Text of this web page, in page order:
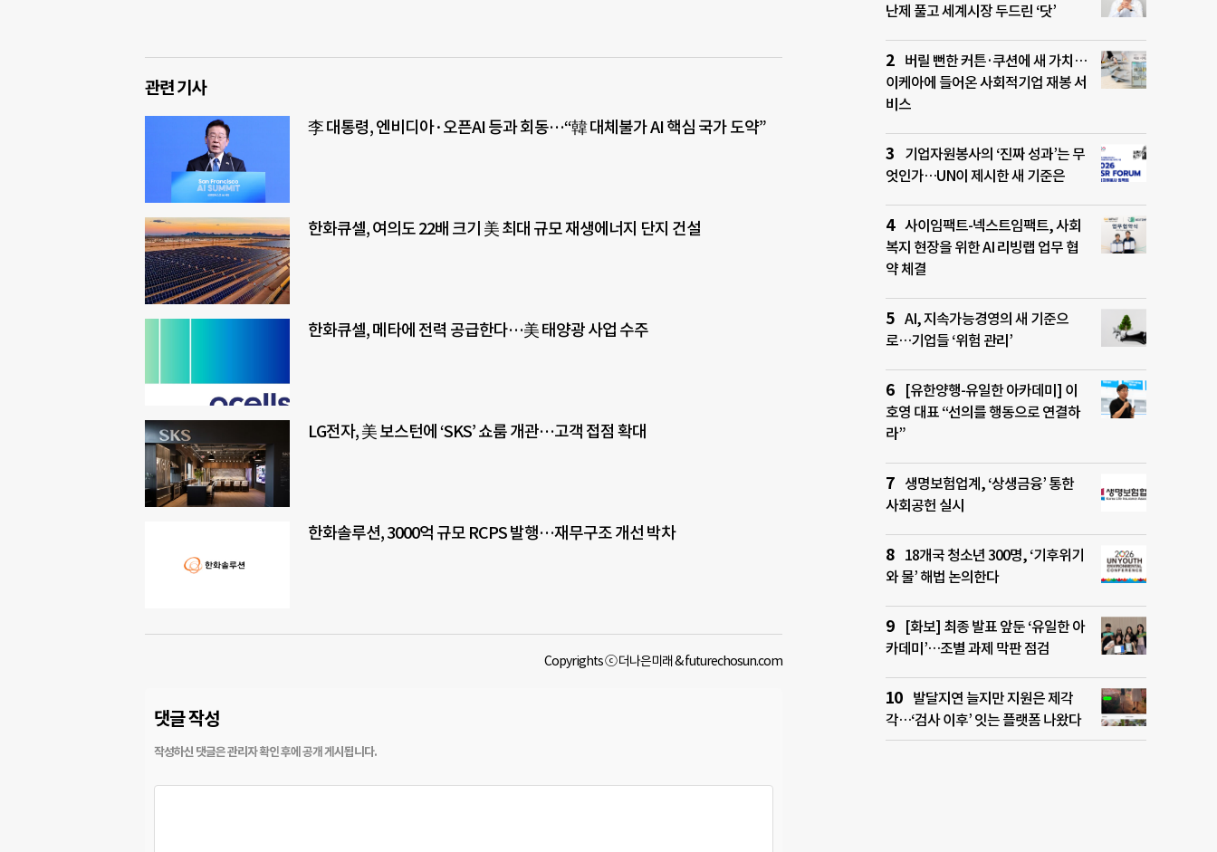
관련 기사
李 대통령, 엔비디아·오픈AI 등과 회동…“韓 대체불가 AI 핵심 국가 도약”
한화큐셀, 여의도 22배 크기 美 최대 규모 재생에너지 단지 건설
한화큐셀, 메타에 전력 공급한다…美 태양광 사업 수주
LG전자, 美 보스턴에 ‘SKS’ 쇼룸 개관…고객 접점 확대
한화솔루션, 3000억 규모 RCPS 발행…재무구조 개선 박차
Copyrights ⓒ 더나은미래 & futurechosun.com
댓글 작성
난제 풀고 세계시장 두드린 ‘닷’
버릴 뻔한 커튼·쿠션에 새 가치…
이케아에 들어온 사회적기업 재봉 서
비스
기업자원봉사의 ‘진짜 성과’는 무
엇인가…UN이 제시한 새 기준은
사이임팩트-넥스트임팩트, 사회
복지 현장을 위한 AI 리빙랩 업무 협
약 체결
AI, 지속가능경영의 새 기준으
로…기업들 ‘위험 관리’
[유한양행-유일한 아카데미] 이
호영 대표 “선의를 행동으로 연결하
라”
생명보험업계, ‘상생금융’ 통한
사회공헌 실시
18개국 청소년 300명, ‘기후위기
와 물’ 해법 논의한다
[화보] 최종 발표 앞둔 ‘유일한 아
카데미’…조별 과제 막판 점검
발달지연 늘지만 지원은 제각
각…‘검사 이후’ 잇는 플랫폼 나왔다